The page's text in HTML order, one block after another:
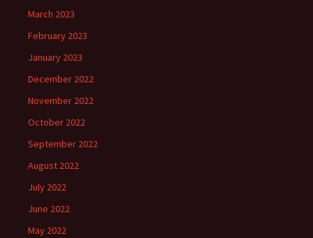
March 2023
February 2023
January 2023
December 2022
November 2022
October 2022
September 2022
August 2022
July 2022
June 2022
May 2022